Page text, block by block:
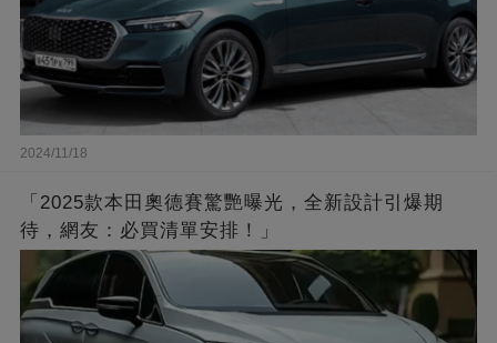
2024/11/18
「2025款本田奧德賽驚艷曝光，全新設計引爆期
待，網友：必買清單安排！」